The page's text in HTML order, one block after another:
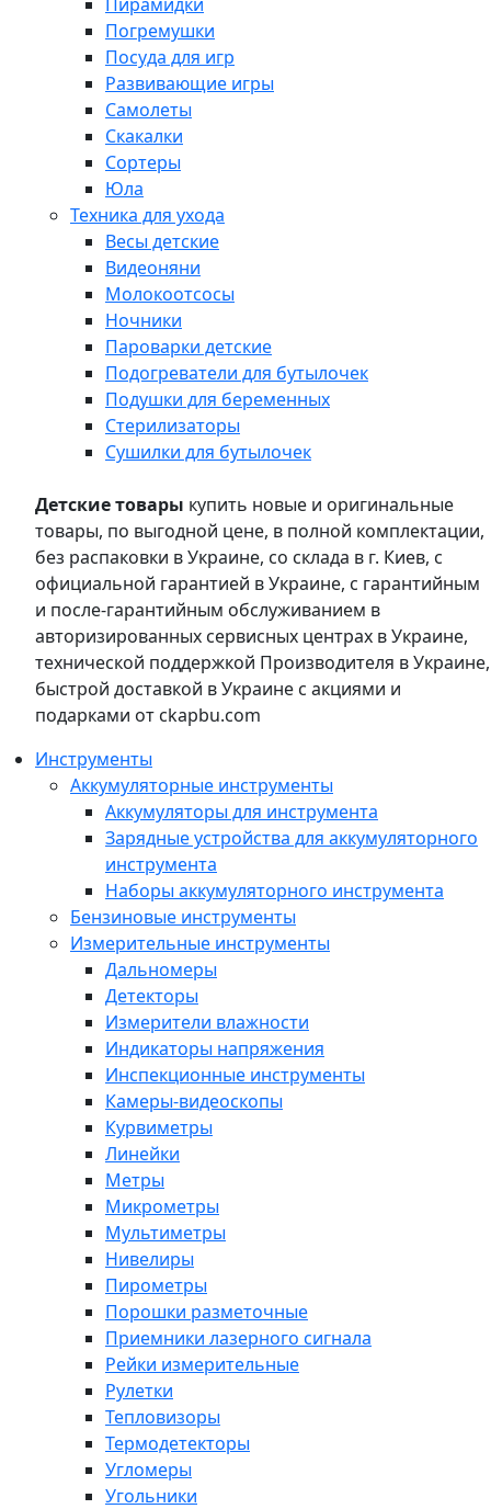
Погремушки
Посуда для игр
Развивающие игры
Самолеты
Скакалки
Сортеры
Юла
Техника для ухода
Весы детские
Видеоняни
Молокоотсосы
Ночники
Пароварки детские
Подогреватели для бутылочек
Подушки для беременных
Стерилизаторы
Сушилки для бутылочек
Детские товары купить новые и оригинальные
товары, по выгодной цене, в полной комплектации,
без распаковки в Украине, со склада в г. Киев, с
официальной гарантией в Украине, с гарантийным
и после-гарантийным обслуживанием в
авторизированных сервисных центрах в Украине,
технической поддержкой Производителя в Украине,
быстрой доставкой в Украине с акциями и
подарками от ckapbu.com
Инструменты
Аккумуляторные инструменты
Аккумуляторы для инструмента
Зарядные устройства для аккумуляторного
инструмента
Наборы аккумуляторного инструмента
Бензиновые инструменты
Измерительные инструменты
Дальномеры
Детекторы
Измерители влажности
Индикаторы напряжения
Инспекционные инструменты
Камеры-видеоскопы
Курвиметры
Линейки
Метры
Микрометры
Мультиметры
Нивелиры
Пирометры
Порошки разметочные
Приемники лазерного сигнала
Рейки измерительные
Рулетки
Тепловизоры
Термодетекторы
Угломеры
Угольники